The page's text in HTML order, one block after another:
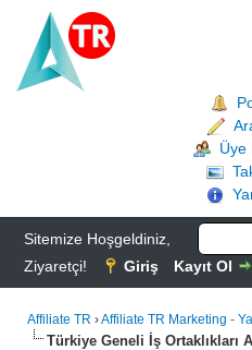
Üye
Sitemize Hoşgeldiniz,
Ziyaretçi!
Giriş Kayıt Ol
Affiliate TR ›Affiliate TR Marketing -
Türkiye Geneli İş Ortaklıkları